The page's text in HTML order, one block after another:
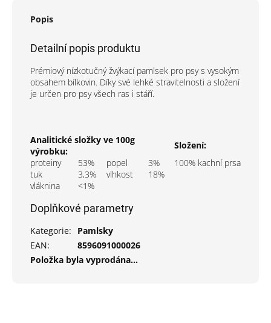
Popis
Detailní popis produktu
Prémiový nízkotučný žvýkací pamlsek pro psy s vysokým
obsahem bílkovin. Díky své lehké stravitelnosti a složení
je určen pro psy všech ras i stáří.
Analitické složky ve 100g
výrobku:
Složení:
proteiny
53% popel 3%
100% kachní prsa
tuk
3,3% vlhkost
18%
vláknina
<1%
Doplňkové parametry
Kategorie:
Pamlsky
EAN:
8596091000026
Položka byla vyprodána…